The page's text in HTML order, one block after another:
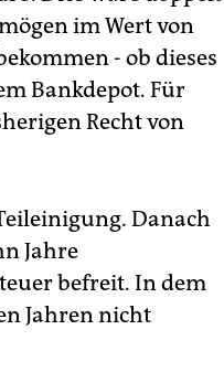
im Wert von
- ob dieses
Bankdepot. Für
Recht von
Danach
Jahre
befreit. In dem
Jahren nicht